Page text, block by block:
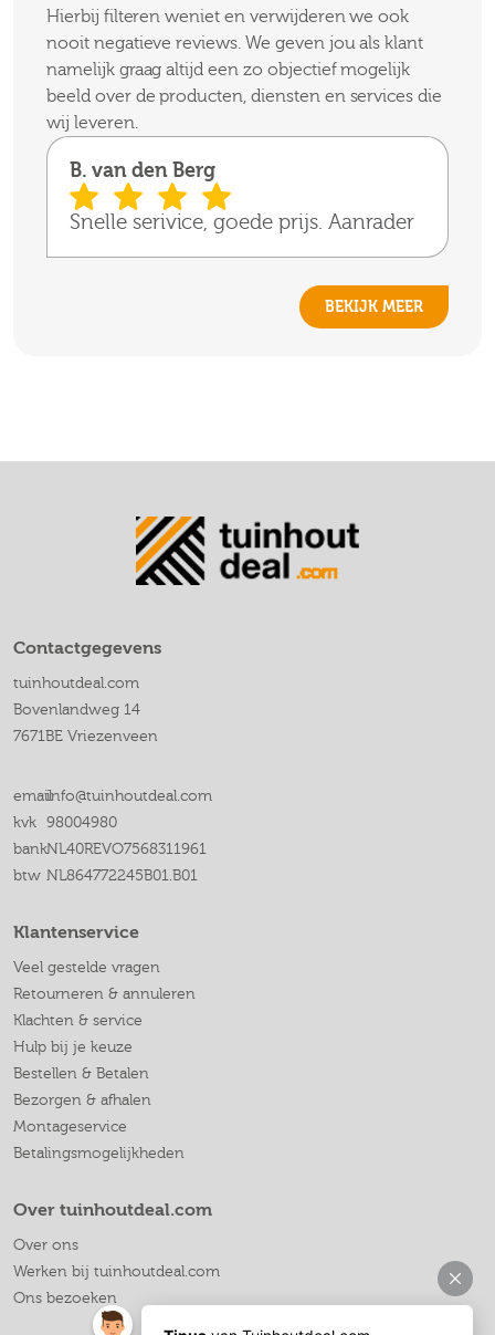
Hierbij filteren weniet en verwijderen we ook
nooit negatieve reviews. We geven jou als klant
namelijk graag altijd een zo objectief mogelijk
beeld over de producten, diensten en services die
wij leveren.
B. van den Berg
Snelle serivice, goede prijs. Aanrader
BEKIJK MEER
Contactgegevens
tuinhoutdeal.com
Bovenlandweg 14
7671BE Vriezenveen
emailinfo@tuinhoutdeal.com
kvk 98004980
bankNL40REVO7568311961
btw NL864772245B01.B01
Klantenservice
Veel gestelde vragen
Retourneren & annuleren
Klachten & service
Hulp bij je keuze
Bestellen & Betalen
Bezorgen & afhalen
Montageservice
Betalingsmogelijkheden
Over tuinhoutdeal.com
Over ons
Werken bij tuinhoutdeal.com
Ons bezoeken